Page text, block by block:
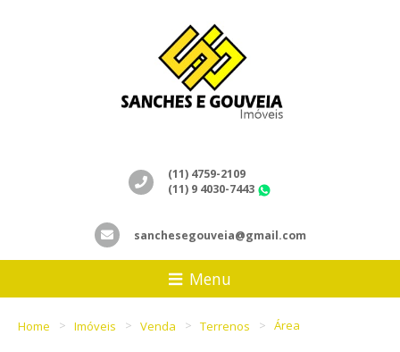
(11) 4759-2109
(11) 9 4030-7443
sanchesegouveia@gmail.com
Menu
Home Imóveis Venda Terrenos Área